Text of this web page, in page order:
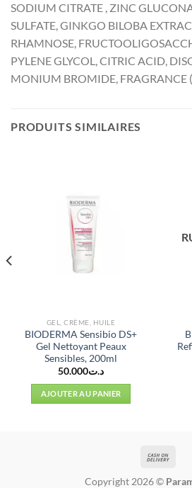
SODIUM CITRATE , ZINC
SULFATE, GINKGO BILOBA
RHAMNOSE,
PYLENE GLYCOL, CITRIC ACID,
MONIUM BROMIDE, FRAGRANCE
PRODUITS SIMILAIRES
GEL, CRÈME, HUILE
BIODERMA Sensibio DS+
Gel Nettoyant Peaux
Sensibles, 200ml
د.ت50.000
AJOUTER AU PANIER
Copyright 2026 ©